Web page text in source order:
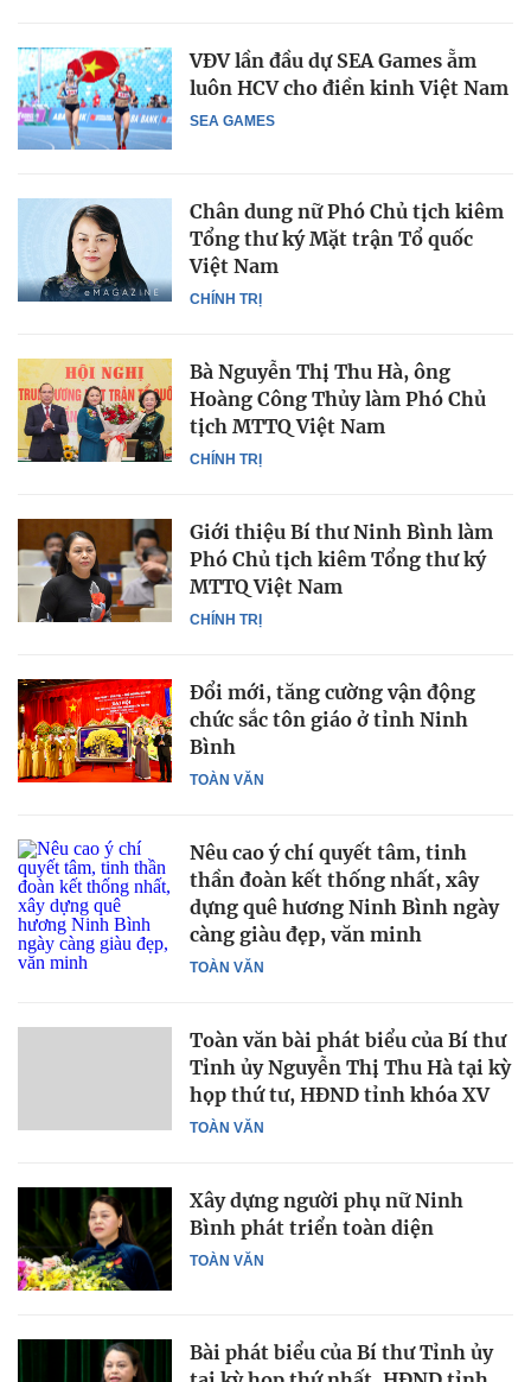
SEA GAMES
VĐV lần đầu dự SEA Games ẵm
luôn HCV cho điền kinh Việt Nam
CHÍNH TRỊ
Chân dung nữ Phó Chủ tịch kiêm
Tổng thư ký Mặt trận Tổ quốc
Việt Nam
CHÍNH TRỊ
Bà Nguyễn Thị Thu Hà, ông
Hoàng Công Thủy làm Phó Chủ
tịch MTTQ Việt Nam
CHÍNH TRỊ
Giới thiệu Bí thư Ninh Bình làm
Phó Chủ tịch kiêm Tổng thư ký
MTTQ Việt Nam
TOÀN VĂN
Đổi mới, tăng cường vận động
chức sắc tôn giáo ở tỉnh Ninh
Bình
TOÀN VĂN
Nêu cao ý chí quyết tâm, tinh
thần đoàn kết thống nhất, xây
dựng quê hương Ninh Bình ngày
càng giàu đẹp, văn minh
TOÀN VĂN
Toàn văn bài phát biểu của Bí thư
Tỉnh ủy Nguyễn Thị Thu Hà tại kỳ
họp thứ tư, HĐND tỉnh khóa XV
TOÀN VĂN
Xây dựng người phụ nữ Ninh
Bình phát triển toàn diện
Bài phát biểu của Bí thư Tỉnh ủy